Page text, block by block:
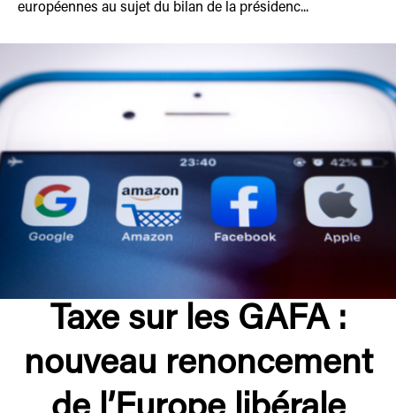
européennes au sujet du bilan de la présidenc...
Taxe sur les GAFA :
nouveau renoncement